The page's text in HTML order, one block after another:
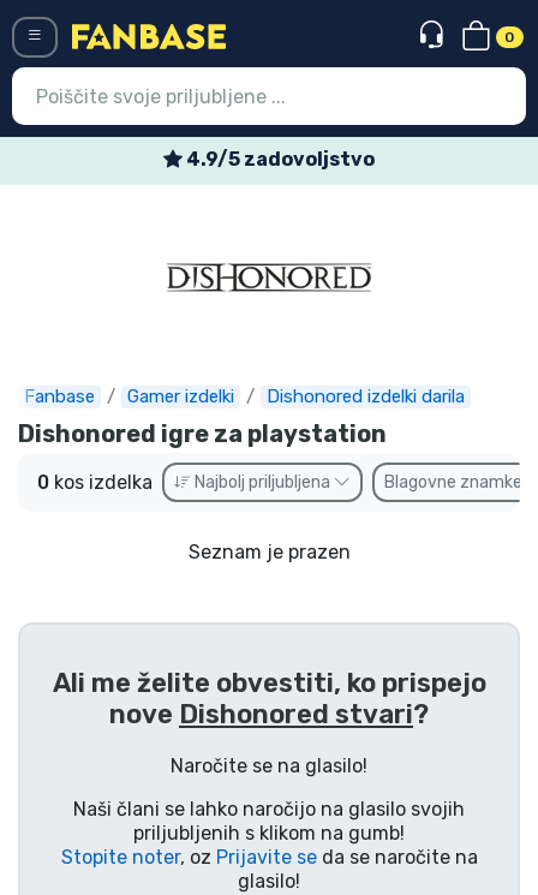
0
4.9/5 zadovoljstvo
Fanbase Gamer izdelki Dishonored izdelki darila
Dishonored igre za playstation
0 kos izdelka Najbolj priljubljena Blagovne znamke
Seznam je prazen
Ali me želite obvestiti, ko prispejo
nove Dishonored stvari?
Naročite se na glasilo!
Naši člani se lahko naročijo na glasilo svojih
priljubljenih s klikom na gumb!
Stopite noter, oz Prijavite seda se naročite na
glasilo!
Najnovejsi izdelki
Ekspresna dostava
Prednaročila
Outlet izdelki
Dostava in plačilo
Tv serijske izdelki
Filmske izdelki
Risani izdelki
Anime izdelki